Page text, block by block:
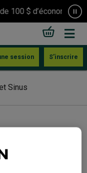
100 $ d’économies.
session S’inscrire
Sinus